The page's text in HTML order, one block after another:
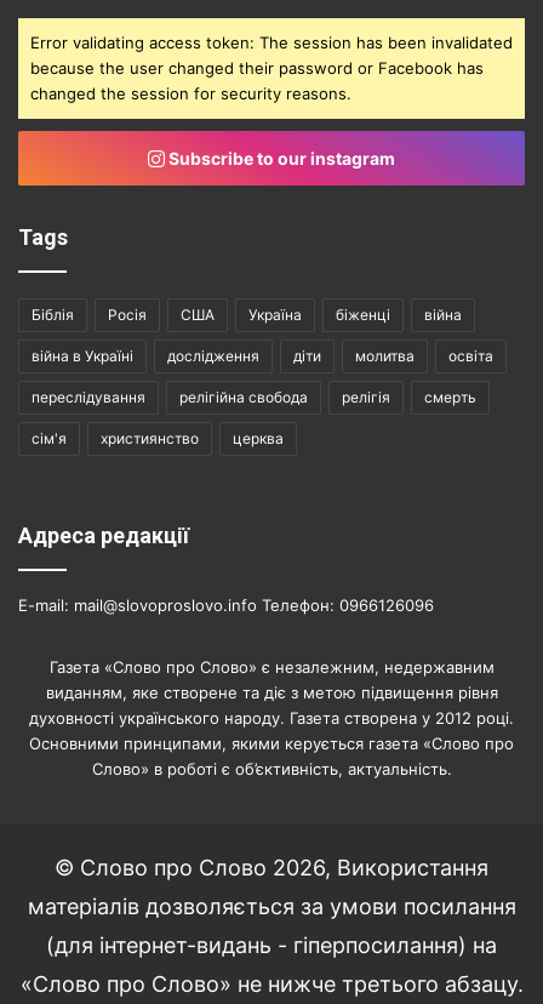
Error validating access token: The session has been invalidated
because the user changed their password or Facebook has
changed the session for security reasons.
Subscribe to our instagram
Tags
Біблія Росія США Україна біженці війна
війна в Україні дослідження діти молитва освіта
переслідування релігійна свобода релігія смерть
сім'я християнство церква
Адреса редакції
E-mail: mail@slovoproslovo.info Телефон: 0966126096
Газета «Слово про Слово» є незалежним, недержавним
виданням, яке створене та діє з метою підвищення рівня
духовності українського народу. Газета створена у 2012 році.
Основними принципами, якими керується газета «Слово про
Слово» в роботі є об’єктивність, актуальність.
© Слово про Слово 2026, Використання
матеріалів дозволяється за умови посилання
(для інтернет-видань - гіперпосилання) на
«Слово про Слово» не нижче третього абзацу.